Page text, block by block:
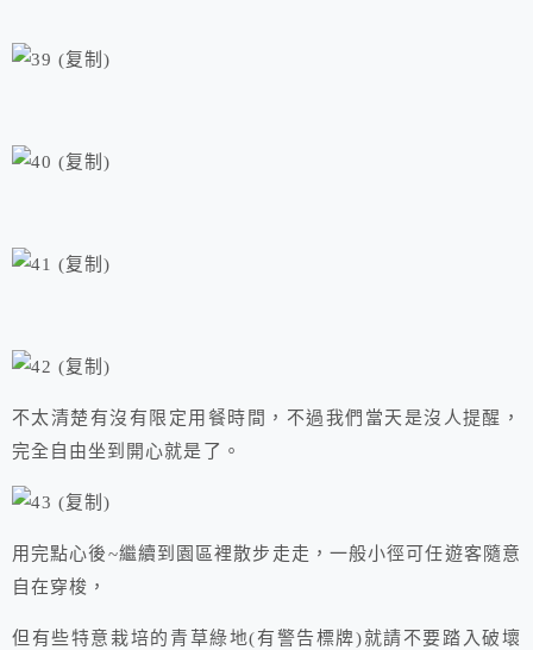
不太清楚有沒有限定用餐時間，不過我們當天是沒人提醒，
完全自由坐到開心就是了。
用完點心後~繼續到園區裡散步走走，一般小徑可任遊客隨意
自在穿梭，
但有些特意栽培的青草綠地(有警告標牌)就請不要踏入破壞